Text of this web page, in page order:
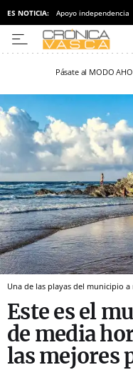
ES NOTICIA: Apoyo independencia
Pásate al MODO
Una de las playas del municipio
Este es el
de media
las mejores